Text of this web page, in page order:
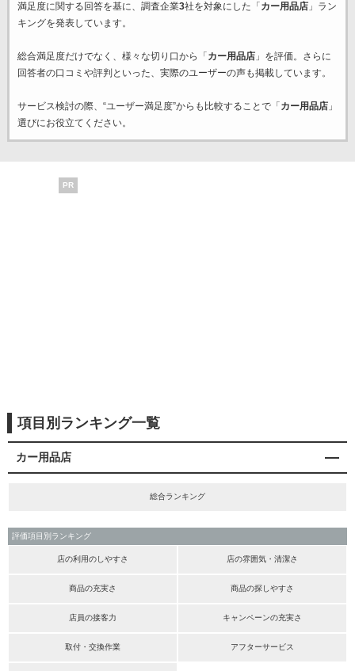
満足度に関する回答を基に、調査企業3社を対象にした「 カー用品店」ラン
キングを発表しています。
総合満足度だけでなく、様々な切り口から「 カー用品店」を評価。さらに
回答者の口コミや評判といった、実際のユーザーの声も掲載しています。
サービス検討の際、“ユーザー満足度”からも比較することで「 カー用品店」
選びにお役立てください。
PR
項目別ランキング一覧
カー用品店
総合ランキング
評価項目別ランキング
店の利用のしやすさ 店の雰囲気・清潔さ
商品の充実さ 商品の探しやすさ
店員の接客力 キャンペーンの充実さ
取付・交換作業 アフターサービス